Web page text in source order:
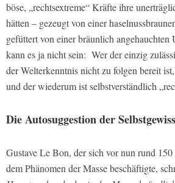
böse, „rechtsextreme“ Kräfte ihre
hätten – gezeugt von einer
gefüttert von einer bräunlich angehauchten
kann es ja nicht sein: Wer der einzig
der Welterkenntnis nicht zu folgen bereit
und der wiederum ist selbstverständlich
Die Autosuggestion der
Gustave Le Bon, der sich vor nun rund 150
dem Phänomen der Masse beschäftigte,